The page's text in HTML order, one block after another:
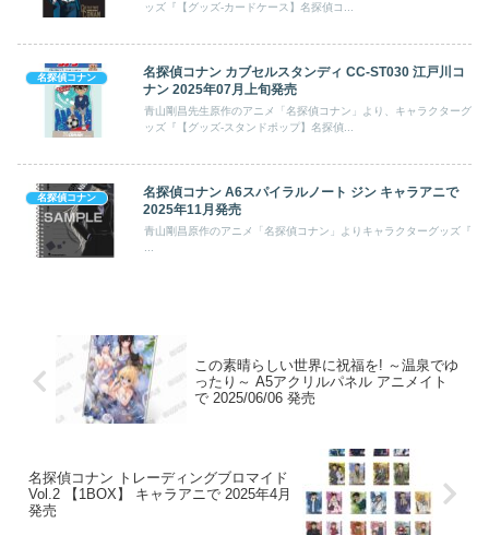
ッズ『【グッズ-カードケース】名探偵コ...
名探偵コナン
名探偵コナン カブセルスタンディ CC-ST030 江戸川コ
ナン 2025年07月上旬発売
青山剛昌先生原作のアニメ「名探偵コナン」より、キャラクターグ
ッズ『【グッズ-スタンドポップ】名探偵...
名探偵コナン
名探偵コナン A6スパイラルノート ジン キャラアニで
2025年11月発売
青山剛昌原作のアニメ「名探偵コナン」よりキャラクターグッズ『
この素晴らしい世界に祝福を! ～温泉でゆ
ったり～ A5アクリルパネル アニメイト
で 2025/06/06 発売
名探偵コナン トレーディングブロマイド
Vol.2 【1BOX】 キャラアニで 2025年4月
発売